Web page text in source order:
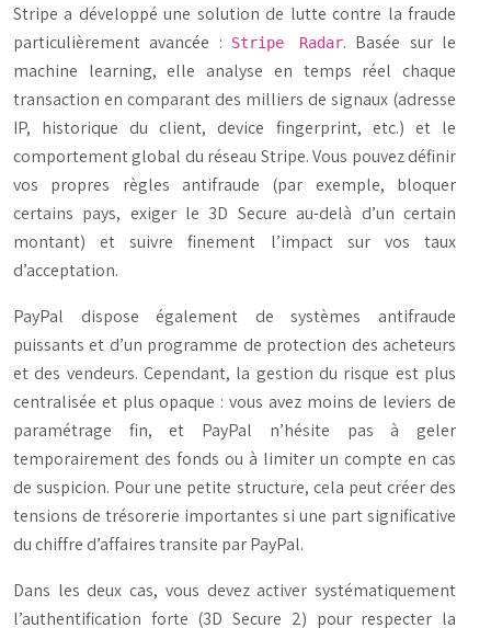
Stripe a développé une solution de lutte contre la fraude
particulièrement avancée :
Stripe Radar. Basée sur le
machine learning, elle analyse en temps réel chaque
transaction en comparant des milliers de signaux (adresse
IP, historique du client, device fingerprint, etc.) et le
comportement global du réseau Stripe. Vous pouvez définir
vos propres règles antifraude (par exemple, bloquer
certains pays, exiger le 3D Secure au-delà d’un certain
montant) et suivre finement l’impact sur vos taux
d’acceptation.
PayPal dispose également de systèmes antifraude
puissants et d’un programme de protection des acheteurs
et des vendeurs. Cependant, la gestion du risque est plus
centralisée et plus opaque : vous avez moins de leviers de
paramétrage fin, et PayPal n’hésite pas à geler
temporairement des fonds ou à limiter un compte en cas
de suspicion. Pour une petite structure, cela peut créer des
tensions de trésorerie importantes si une part significative
du chiffre d’affaires transite par PayPal.
Dans les deux cas, vous devez activer systématiquement
l’authentification forte (3D Secure 2) pour respecter la